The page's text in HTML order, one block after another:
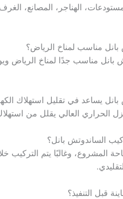
الهناجر، المصانع، الغرف
مناسب لمناخ الرياض؟
بانل مناسب جدًا لمناخ الرياض
يساعد في تقليل استهلاك
الحراري العالي يقلل من
الساندوتش بانل؟
المشروع، وغالبًا يتم التركيب
قبل التنفيذ؟